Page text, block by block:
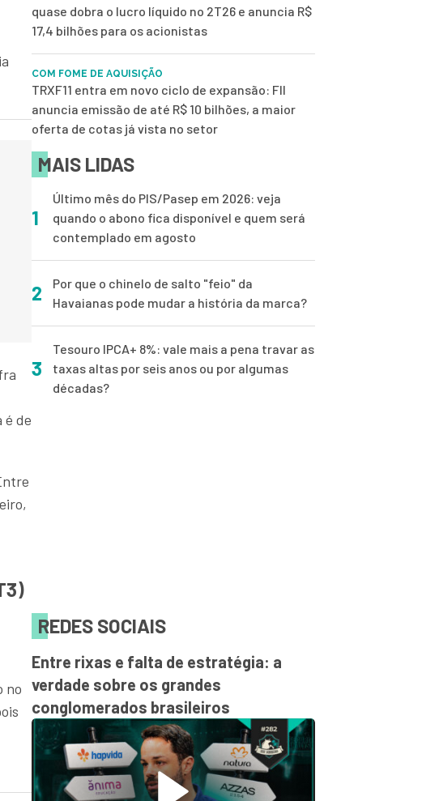
é de
no
quase dobra o lucro líquido no 2T26 e anuncia R$
17,4 bilhões para os acionistas
COM FOME DE AQUISIÇÃO
TRXF11 entra em novo ciclo de expansão: FII
anuncia emissão de até R$ 10 bilhões, a maior
oferta de cotas já vista no setor
MAIS LIDAS
1
Último mês do PIS/Pasep em 2026: veja
quando o abono fica disponível e quem será
contemplado em agosto
2
Por que o chinelo de salto "feio" da
Havaianas pode mudar a história da marca?
3
Tesouro IPCA+ 8%: vale mais a pena travar as
taxas altas por seis anos ou por algumas
décadas?
REDES SOCIAIS
Entre rixas e falta de estratégia: a
verdade sobre os grandes
conglomerados brasileiros